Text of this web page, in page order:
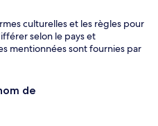
culturelles et les règles pour
selon le pays et
mentionnées sont fournies par
de